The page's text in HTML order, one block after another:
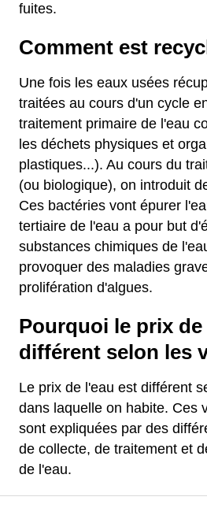
fuites.
Comment est
Une fois les eaux usées
traitées au cours d'un cycle
traitement primaire de l'eau
les déchets physiques et
plastiques...). Au cours du
(ou biologique), on introduit
Ces bactéries vont épurer
tertiaire de l'eau a pour but
substances chimiques de
provoquer des maladies
prolifération d'algues.
Pourquoi le prix de
différent selon les
Le prix de l'eau est différent
dans laquelle on habite. Ces
sont expliquées par des
de collecte, de traitement et
de l'eau.